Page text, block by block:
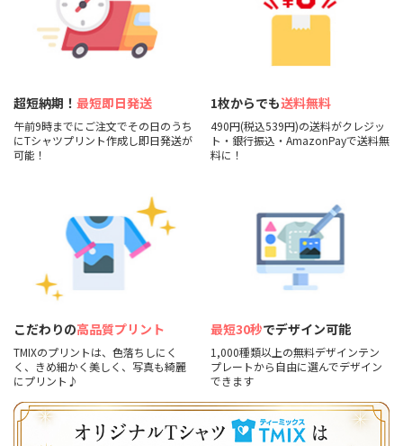
超短納期！ 最短即日発送
午前9時までにご注文でその日のうち
にTシャツプリント作成し即日発送が
可能！
1枚からでも送料無料
490円(税込539円)の送料がクレジッ
ト・銀行振込・AmazonPayで送料無
料に！
こだわりの高品質プリント
TMIXのプリントは、色落ちしにく
く、きめ細かく美しく、写真も綺麗
にプリント♪
最短30秒でデザイン可能
1,000種類以上の無料デザインテン
プレートから自由に選んでデザイン
できます